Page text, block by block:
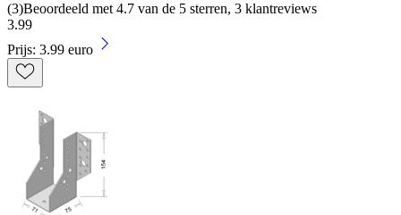
(3)Beoordeeld met 4.7 van de 5 sterren, 3 klantreviews
3.99
Prijs: 3.99 euro